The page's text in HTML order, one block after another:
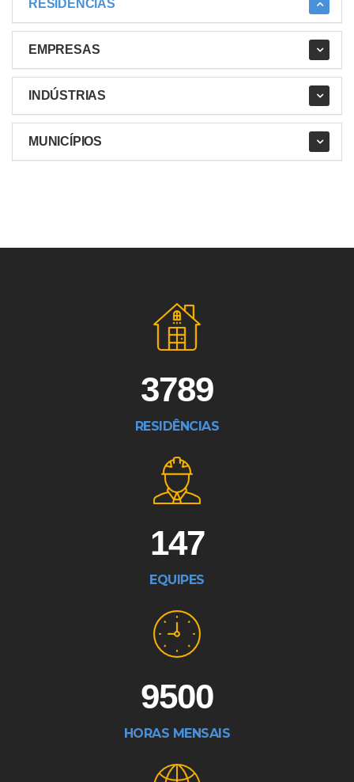
RESIDENCIAS
EMPRESAS
INDÚSTRIAS
MUNICÍPIOS
3789
RESIDÊNCIAS
147
EQUIPES
9500
HORAS MENSAIS